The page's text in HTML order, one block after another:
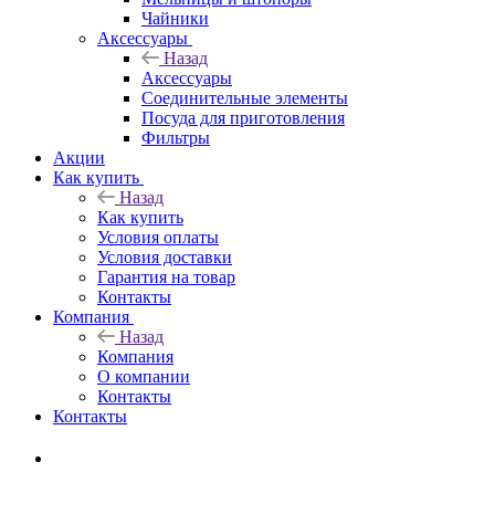
Чайники
Аксессуары
Назад
Аксессуары
Соединительные элементы
Посуда для приготовления
Фильтры
Акции
Как купить
Назад
Как купить
Условия оплаты
Условия доставки
Гарантия на товар
Контакты
Компания
Назад
Компания
О компании
Контакты
Контакты